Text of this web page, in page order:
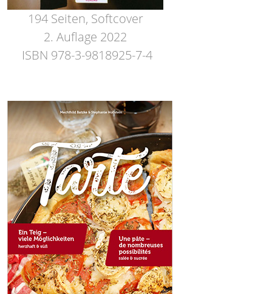
194 Seiten, Softcover
2. Auflage 2022
ISBN 978-3-9818925-7-4